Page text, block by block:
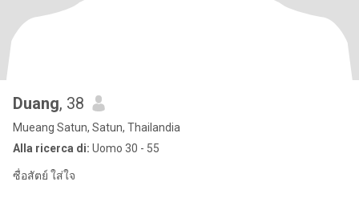
Duang, 38
Mueang Satun, Satun, Thailandia
Alla ricerca di: Uomo 30 - 55
ซื่อสัตย์ ใส่ใจ